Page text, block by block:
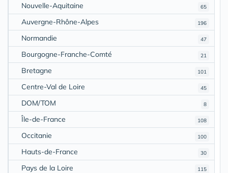
65
Nouvelle-Aquitaine
196
Auvergne-Rhône-Alpes
47
Normandie
21
Bourgogne-Franche-Comté
101
Bretagne
45
Centre-Val de Loire
8
DOM/TOM
108
Île-de-France
100
Occitanie
30
Hauts-de-France
115
Pays de la Loire